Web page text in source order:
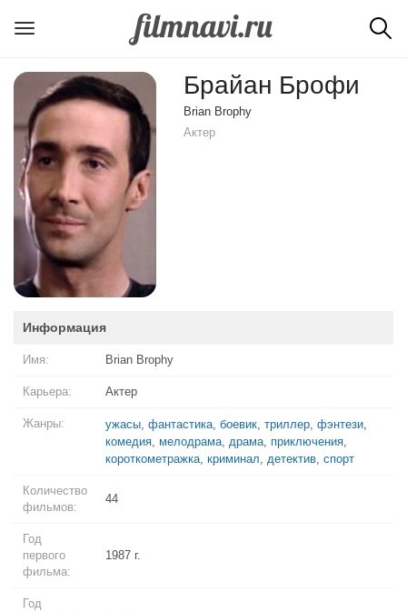
Брайан Брофи
Brian Brophy
Актер
Информация
Имя: Brian Brophy
Карьера: Актер
Жанры: ужасы, фантастика, боевик, триллер, фэнтези,
комедия, мелодрама, драма, приключения,
короткометражка, криминал, детектив, спорт
Количество
фильмов:
44
Год
первого
фильма:
1987 г.
Год